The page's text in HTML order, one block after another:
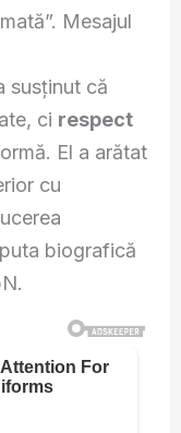
Mesajul
susținut că
ci respect
El a arătat
cu
biografică